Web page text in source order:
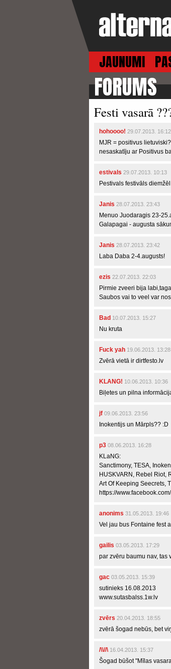
JAUNUMI
FORUMS
Festi vasarā
hohoooo! 29.07.2013. 16:12
MJR = positivus
nesaskatīju ar Positivus
estivals 29.07.2013. 10:13
Pestivals festivāls
Janis 28.07.2013. 23:43
Menuo Juodaragis 23-
Galapagai - augusta
Janis 28.07.2013. 23:42
Laba Daba 2-4.augusts!
ezis 22.07.2013. 22:03
Pirmie zveeri bija
Saubos vai to veel var
Bad 10.07.2013. 15:27
Nu kruta
Fuck yah 19.06.2013. 13:28
Zvērā vietā ir dirtfesto.lv
KLANG! 10.06.2013. 10:36
Biļetes un pilna
jf 09.06.2013. 23:56
Inokentijs un Mārpls?? :D
p3 08.06.2013. 16:28
KLaNG:
Sanctimony, TESA,
HUSKVARN, Rebel Riot,
Art Of Keeping Seecrets,
https://
anonims 31.05.2013. 19:46
Vel jau bus Fontaine fest
gailis 03.05.2013. 17:29
par zvēru baumu nav, tas
gac 03.05.2013. 15:39
sutinieks 16.08.2013
www.sutasbalss.1w.lv
zvērs 20.04.2013. 18:55
zvērā šogad nebūs, bet
/\\//\ 16.04.2013. 15:37
Šogad būšot "Mīlas